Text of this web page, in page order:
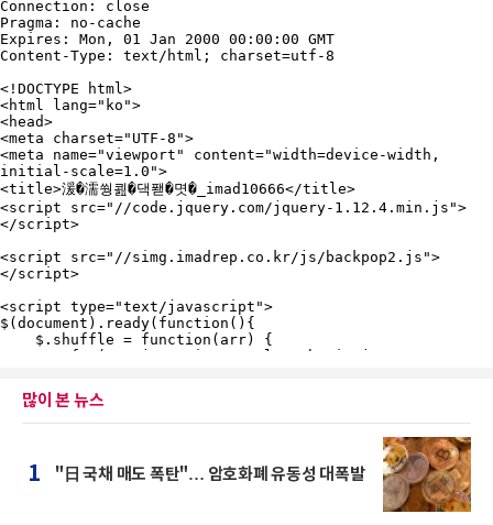
많이 본 뉴스
1 "日 국채 매도 폭탄"… 암호화폐 유동성 대폭발